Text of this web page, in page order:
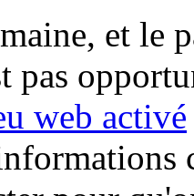
et le
pas
web activé